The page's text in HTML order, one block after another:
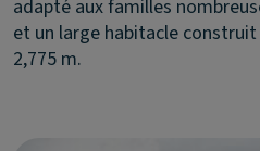
adapté aux familles
et un large habitacle
2,775 m.